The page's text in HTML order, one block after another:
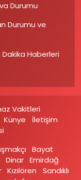
Durumu
Durumu ve
Dakika Haberleri
Vakitleri
Künye
İletişim
Bayat
Dinar Emirdağ‎
Kızılören‎
Sandıklı‎